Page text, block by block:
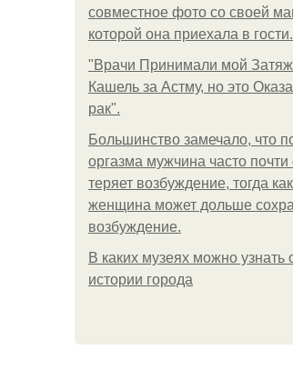
совместное фото со своей
которой она приехала в гости.
"Врачи Принимали мой
Кашель за Астму, но это
рак".
Большинство замечало, что
оргазма мужчина часто почти
теряет возбуждение, тогда как
женщина может дольше
возбуждение.
В каких музеях можно узнать
истории города